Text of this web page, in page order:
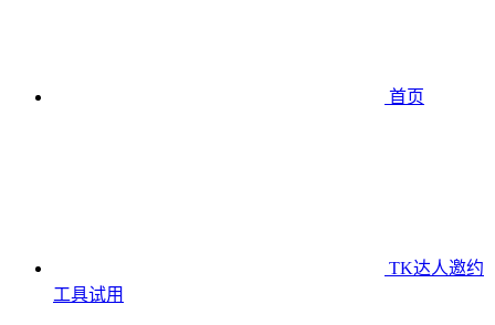
首页
TK达人邀约
工具试用